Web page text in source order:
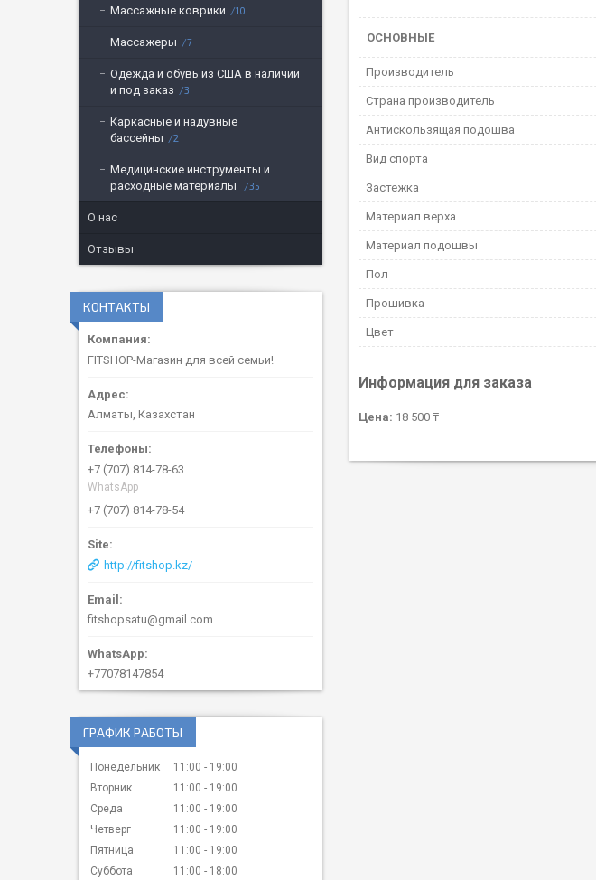
ОСНОВНЫЕ
Производитель
Страна производитель
Антискользящая подошва
Вид спорта
Застежка
Материал верха
Материал подошвы
Пол
Прошивка
Цвет
Информация для заказа
Цена: 18 500 ₸
Массажные коврики 10
Массажеры 7
Одежда и обувь из США в наличии
и под заказ
3
Каркасные и надувные
бассейны
2
Медицинские инструменты и
расходные материалы
35
О нас
Отзывы
КОНТАКТЫ
FITSHOP-Магазин для всей семьи!
Алматы, Казахстан
+7 (707) 814-78-63
WhatsApp
+7 (707) 814-78-54
http://fitshop.kz/
fitshopsatu@gmail.com
+77078147854
ГРАФИК РАБОТЫ
Понедельник 11:00
19:00
Вторник
11:00
19:00
Среда
11:00
19:00
Четверг
11:00
19:00
Пятница
11:00
19:00
Суббота
11:00 18:00